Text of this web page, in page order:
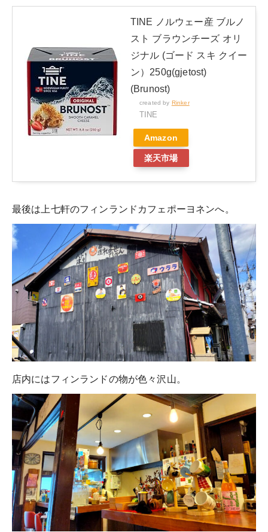
TINE ノルウェー産 ブルノ
スト ブラウンチーズ オリ
ジナル (ゴード スキ クイー
ン）250g(gjetost)
(Brunost)
created by Rinker
TINE
Amazon
楽天市場
最後は上七軒のフィンランドカフェポーヨネンへ。
店内にはフィンランドの物が色々沢山。